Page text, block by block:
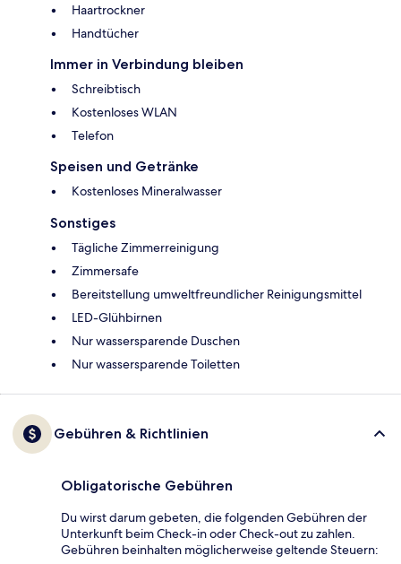
Haartrockner
Handtücher
Immer in Verbindung bleiben
Schreibtisch
Kostenloses WLAN
Telefon
Speisen und Getränke
Kostenloses Mineralwasser
Sonstiges
Tägliche Zimmerreinigung
Zimmersafe
Bereitstellung umweltfreundlicher Reinigungsmittel
LED-Glühbirnen
Nur wassersparende Duschen
Nur wassersparende Toiletten
Gebühren & Richtlinien
Obligatorische Gebühren
Du wirst darum gebeten, die folgenden Gebühren der
Unterkunft beim Check-in oder Check-out zu zahlen.
Gebühren beinhalten möglicherweise geltende Steuern: